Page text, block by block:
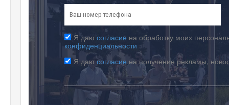
Я даю согласие на обработку моих
конфиденциальности
Я даюсогласие на получение рекламы,